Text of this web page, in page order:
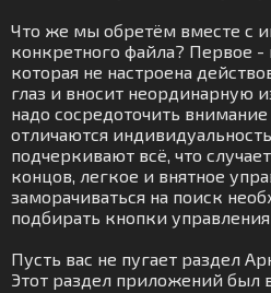
Что же мы обретём вместе с
конкретного файла? Первое -
которая не настроена
глаз и вносит неординарную
надо сосредоточить
отличаются
подчеркивают всё, что
концов, легкое и внятное
заморачиваться на поиск
подбирать кнопки
Пусть вас не пугает раздел
Этот раздел приложений был